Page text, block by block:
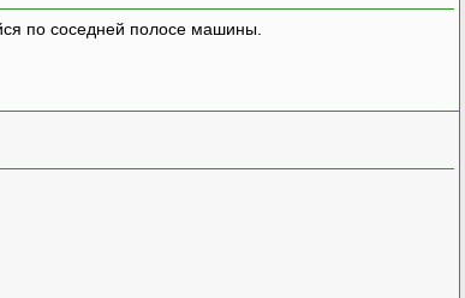
по соседней полосе машины.